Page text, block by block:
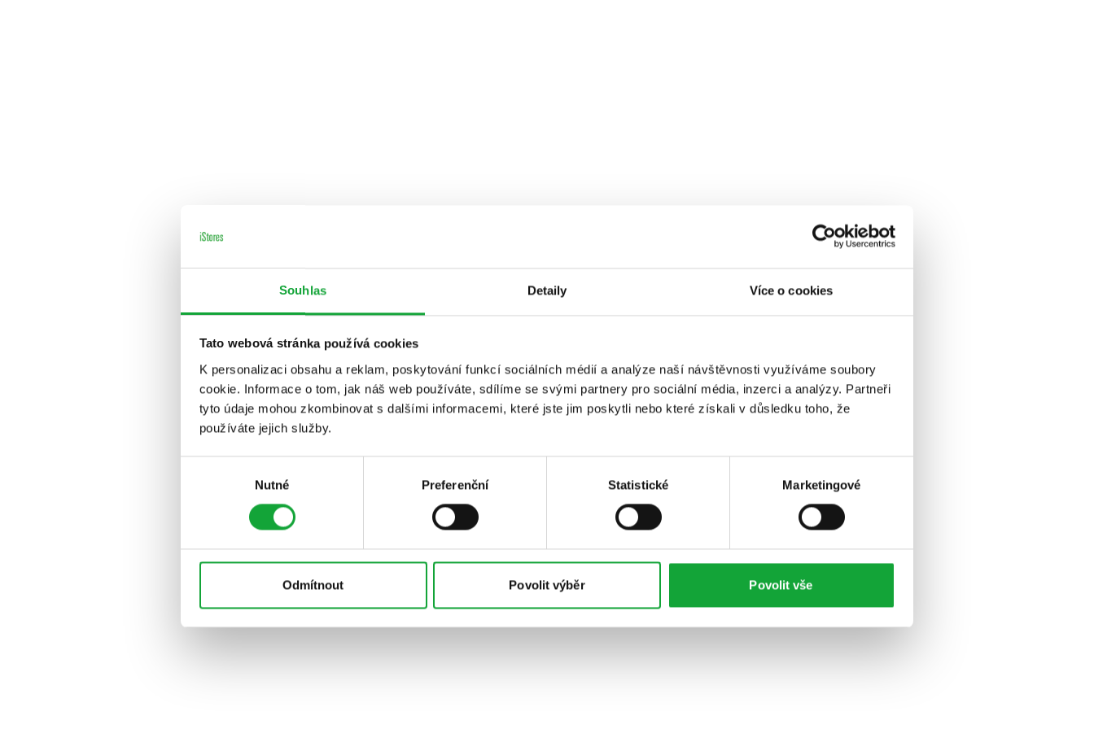
Souhlas Detaily Více o cookies
Tato webová stránka používá cookies
K personalizaci obsahu a reklam, poskytování funkcí sociálních médií a analýze naší návštěvnosti využíváme soubory
cookie. Informace o tom, jak náš web používáte, sdílíme se svými partnery pro sociální média, inzerci a analýzy. Partneři
tyto údaje mohou zkombinovat s dalšími informacemi, které jste jim poskytli nebo které získali v důsledku toho, že
používáte jejich služby.
Nutné Preferenční Statistické Marketingové
Odmítnout Povolit výběr Povolit vše